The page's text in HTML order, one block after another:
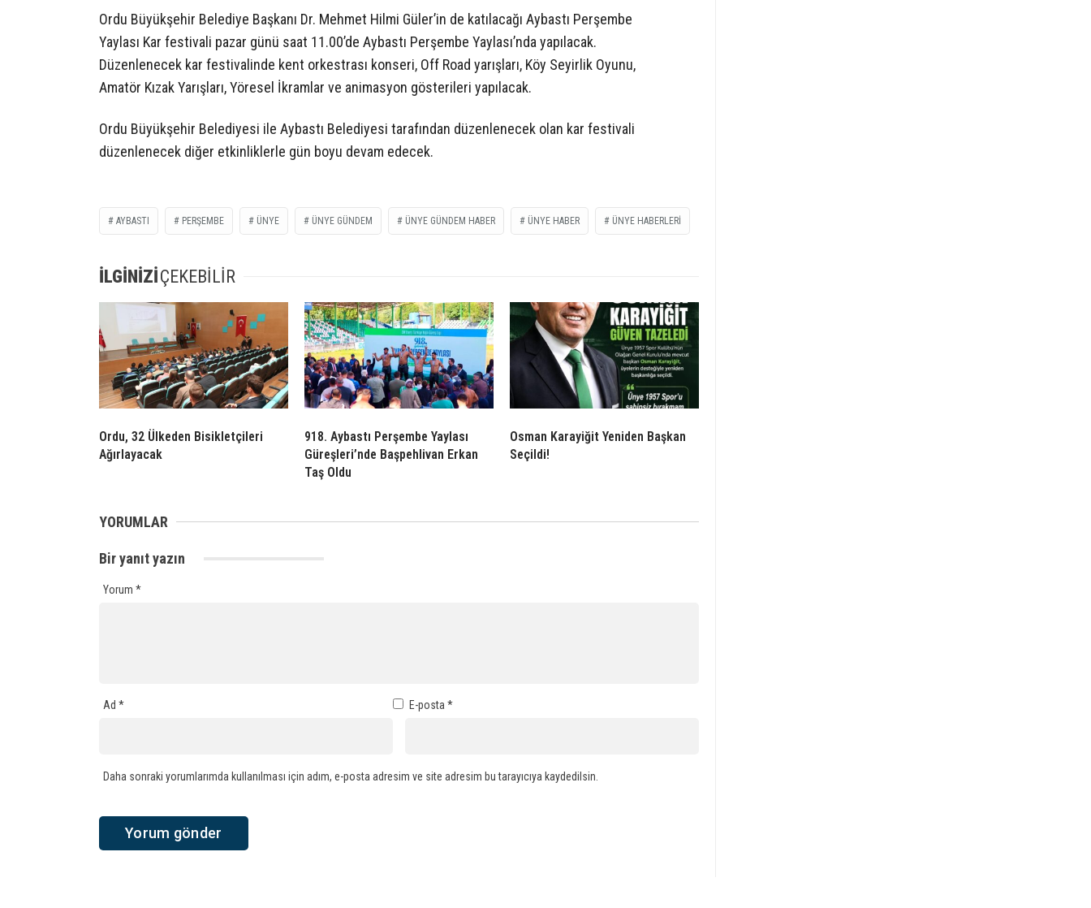
Ordu Büyükşehir Belediye Başkanı Dr. Mehmet Hilmi Güler’in de katılacağı Aybastı Perşembe
Yaylası Kar festivali pazar günü saat 11.00’de Aybastı Perşembe Yaylası’nda yapılacak.
Düzenlenecek kar festivalinde kent orkestrası konseri, Off Road yarışları, Köy Seyirlik Oyunu,
Amatör Kızak Yarışları, Yöresel İkramlar ve animasyon gösterileri yapılacak.
Ordu Büyükşehir Belediyesi ile Aybastı Belediyesi tarafından düzenlenecek olan kar festivali
düzenlenecek diğer etkinliklerle gün boyu devam edecek.
AYBASTI PERŞEMBE ÜNYE ÜNYE GÜNDEM ÜNYE GÜNDEM HABER ÜNYE HABER ÜNYE HABERLERI
İLGİNİZİÇEKEBİLİR
Ordu, 32 Ülkeden Bisikletçileri
Ağırlayacak
918. Aybastı Perşembe Yaylası
Güreşleri’nde Başpehlivan Erkan
Taş Oldu
Osman Karayiğit Yeniden Başkan
Seçildi!
YORUMLAR
Bir yanıt yazın
Yorum *
Ad * E-posta *
Daha sonraki yorumlarımda kullanılması için adım, e-posta adresim ve site adresim bu tarayıcıya kaydedilsin.